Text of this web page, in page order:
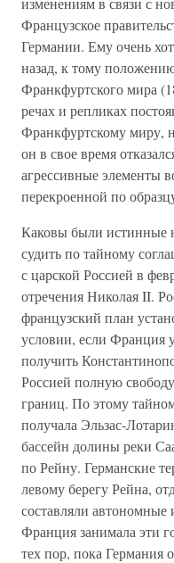
Французское
Германии. Ему очень
назад, к тому
Франкфуртского мира
речах и репликах
Франкфуртскому миру,
он в свое время
агрессивные элементы
перекроенной по
Каковы были истинные
судить по тайному
с царской Россией в
отречения Николая II.
французский план
условии, если Франция
получить
Россией полную
границ. По этому
получала Эльзас-
бассейн долины реки
по Рейну. Германские
левому берегу Рейна,
составляли автономные
Франция занимала эти
тех пор, пока Германия